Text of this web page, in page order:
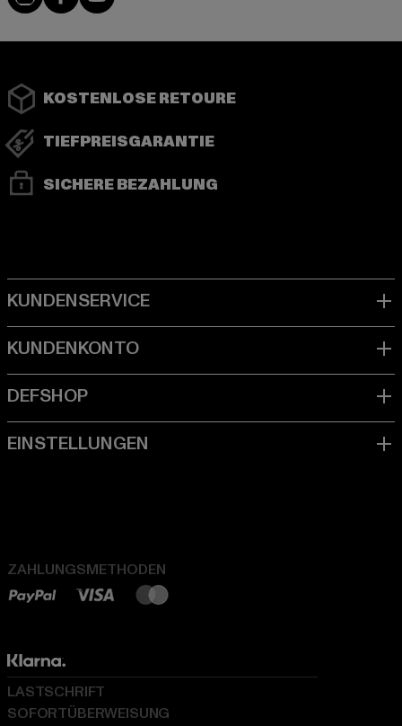
KOSTENLOSE RETOURE
TIEFPREISGARANTIE
SICHERE BEZAHLUNG
ZAHLUNGSMETHODEN
LASTSCHRIFT
SOFORTÜBERWEISUNG